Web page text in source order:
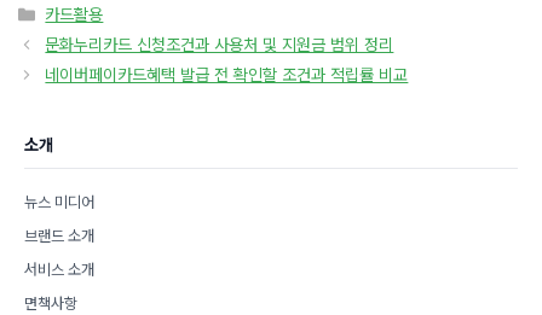
카
테
리
카드활용
문화누리카드 신청조건과 사용처 및 지원금 범위 정리
네이버페이카드혜택 발급 전 확인할 조건과 적립률 비교
소개
뉴스 미디어
브랜드 소개
서비스 소개
면책사항